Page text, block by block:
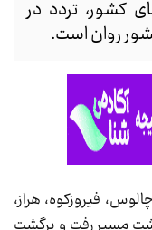
کشور، تردد در
روان است.
فیروزکوه، هراز،